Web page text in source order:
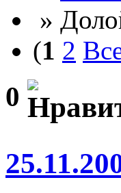
»
(1 2
0